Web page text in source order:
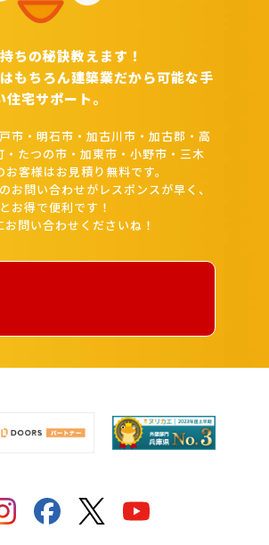
ちの秘訣教えます！
もちろん建築業だから可能な手
住宅サポート。
市・明石市・加古川市・加古郡・高
たつの市・加東市・小野市・三木
客様はお見積り無料です。
お問い合わせがレスポンスが早く、
お得で便利です！
問い合わせくださいね！